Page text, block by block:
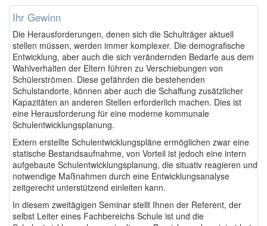
Ihr Gewinn
Die Herausforderungen, denen sich die Schulträger aktuell
stellen müssen, werden immer komplexer. Die demografische
Entwicklung, aber auch die sich verändernden Bedarfe aus dem
Wahlverhalten der Eltern führen zu Verschiebungen von
Schülerströmen. Diese gefährden die bestehenden
Schulstandorte, können aber auch die Schaffung zusätzlicher
Kapazitäten an anderen Stellen erforderlich machen. Dies ist
eine Herausforderung für eine moderne kommunale
Schulentwicklungsplanung.
Extern erstellte Schulentwicklungspläne ermöglichen zwar eine
statische Bestandsaufnahme, von Vorteil ist jedoch eine intern
aufgebaute Schulentwicklungsplanung, die situativ reagieren und
notwendige Maßnahmen durch eine Entwicklungsanalyse
zeitgerecht unterstützend einleiten kann.
In diesem zweitägigen Seminar stellt Ihnen der Referent, der
selbst Leiter eines Fachbereichs Schule ist und die